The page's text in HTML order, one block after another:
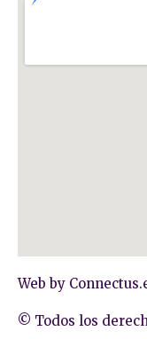
Web by
© Todos los